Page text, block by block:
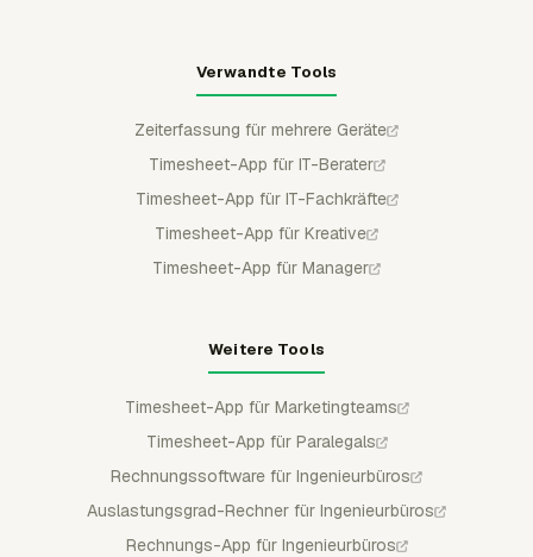
Verwandte Tools
Zeiterfassung für mehrere Geräte
Timesheet-App für IT-Berater
Timesheet-App für IT-Fachkräfte
Timesheet-App für Kreative
Timesheet-App für Manager
Weitere Tools
Timesheet-App für Marketingteams
Timesheet-App für Paralegals
Rechnungssoftware für Ingenieurbüros
Auslastungsgrad-Rechner für Ingenieurbüros
Rechnungs-App für Ingenieurbüros